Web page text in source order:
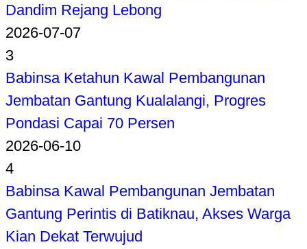
Dandim Rejang Lebong
2026-07-07
3
Babinsa Ketahun Kawal Pembangunan
Jembatan Gantung Kualalangi, Progres
Pondasi Capai 70 Persen
2026-06-10
4
Babinsa Kawal Pembangunan Jembatan
Gantung Perintis di Batiknau, Akses Warga
Kian Dekat Terwujud